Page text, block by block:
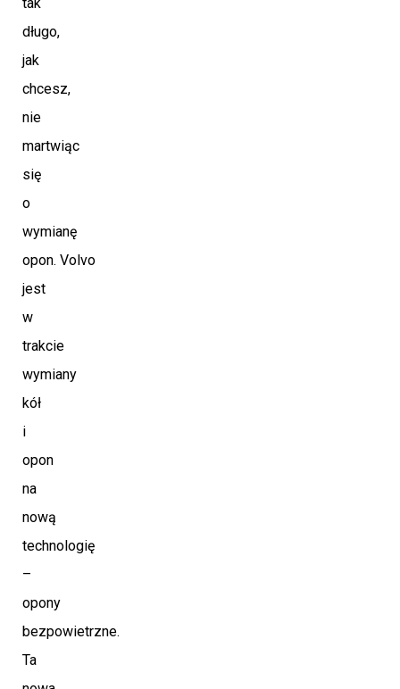
tak
długo,
jak
chcesz,
nie
martwiąc
się
o
wymianę
opon. Volvo
jest
w
trakcie
wymiany
kół
i
opon
na
nową
technologię
–
opony
bezpowietrzne.
Ta